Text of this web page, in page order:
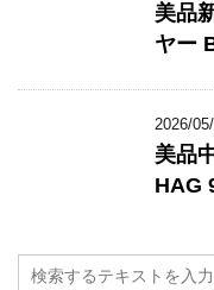
美品
ヤー
2026/
美品
HAG